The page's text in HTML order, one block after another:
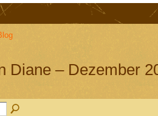
Diane – Dezember